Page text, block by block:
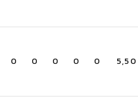
0 0 0 0 0 5,50